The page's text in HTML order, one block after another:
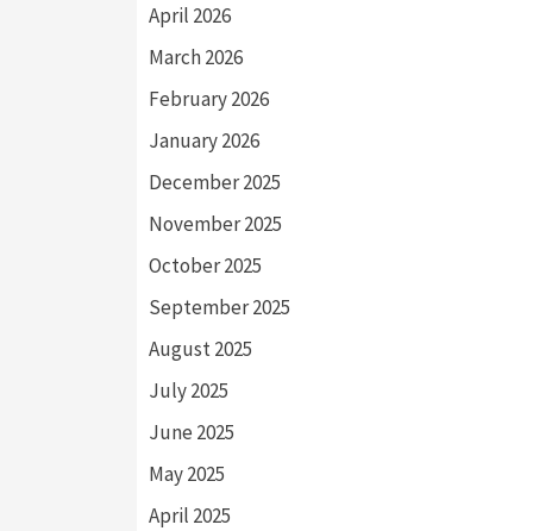
April 2026
March 2026
February 2026
January 2026
December 2025
November 2025
October 2025
September 2025
August 2025
July 2025
June 2025
May 2025
April 2025